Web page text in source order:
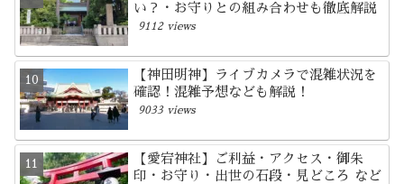
い？・お守りとの組み合わせも徹底解説
9112 views
【神田明神】ライブカメラで混雑状況を
確認！混雑予想なども解説！
9033 views
【愛宕神社】ご利益・アクセス・御朱
印・お守り・出世の石段・見どころ など